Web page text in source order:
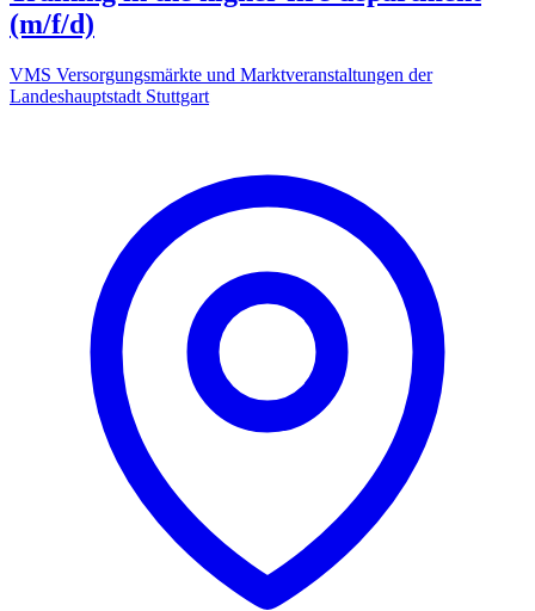
(m/f/d)
VMS Versorgungsmärkte und Marktveranstaltungen der
Landeshauptstadt Stuttgart